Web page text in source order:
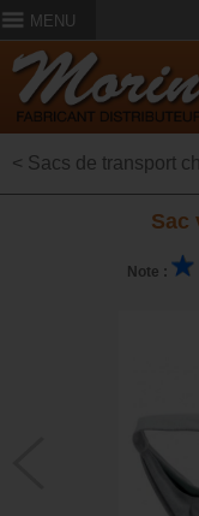
MENU
< Sacs de transport
Sac
Note :